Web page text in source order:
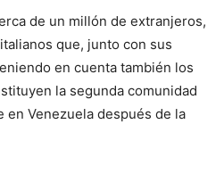
de un millón de extranjeros,
que, junto con sus
en cuenta también los
la segunda comunidad
Venezuela después de la